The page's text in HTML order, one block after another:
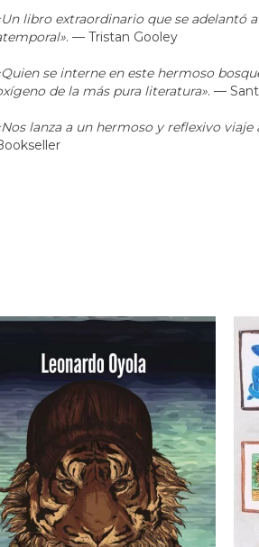
libro extraordinario que se adelantó
. — Tristan Gooley
se interne en este hermoso
de la más pura literatura». —
lanza a un hermoso y reflexivo viaje